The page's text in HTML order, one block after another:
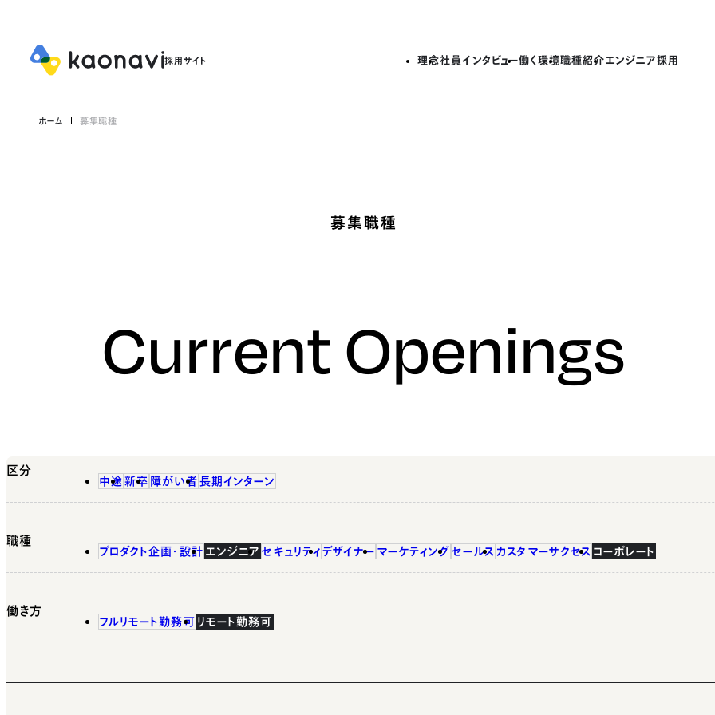
理念社員インタビュー働く環境職種紹介エンジニア採用
ホーム 募集職種
募集職種
Current Openings
区分
中途 新卒 障がい者 長期インターン
職種
プロダクト企画・設計 エンジニア セキュリティ デザイナー マーケティング セールス カスタマーサクセス コーポレート
働き方
フルリモート勤務可 リモート勤務可